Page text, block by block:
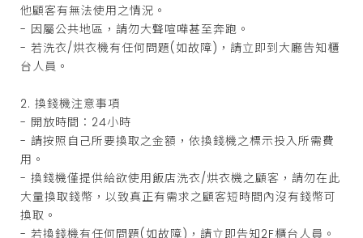
他顧客有無法使用之情況。
- 因屬公共地區，請勿大聲喧嘩甚至奔跑。
- 若洗衣/烘衣機有任何問題(如故障)，請立即到大廳告知櫃
台人員。
2. 換錢機注意事項
- 開放時間：24小時
- 請按照自己所要換取之金額，依換錢機之標示投入所需費
用。
- 換錢機僅提供給欲使用飯店洗衣/烘衣機之顧客，請勿在此
大量換取錢幣，以致真正有需求之顧客短時間內沒有錢幣可
換取。
- 若換錢機有任何問題(如故障)，請立即告知2F櫃台人員。